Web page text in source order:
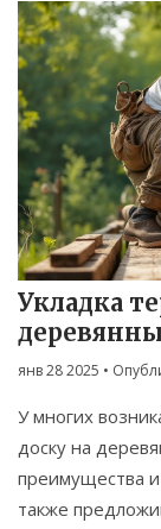
Укладка
янв 28 2025 •
У многих
доску на
преимущества и
также